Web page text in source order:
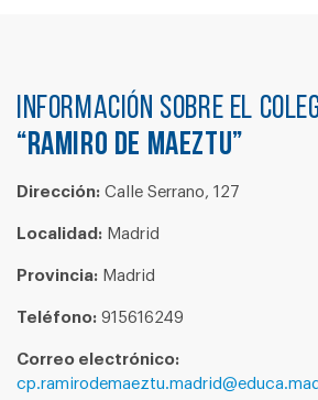
Información sobre el
“RAMIRO DE MAEZTU”
Dirección: Calle Serrano, 127
Localidad: Madrid
Provincia: Madrid
Teléfono: 915616249
Correo electrónico: